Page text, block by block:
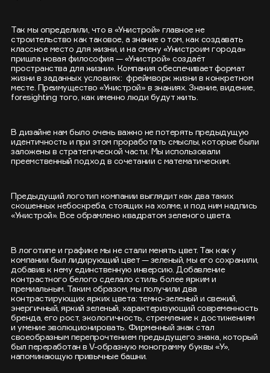
Так мы определили, что в «Унистрой» главное не
строительство как таковое, а знание о том, как создавать
классное место для жизни, и на смену «Унистроим города»
пришла новая философия — «Унистрой» создаёт
пространства для жизни». Компания обеспечивает формат
жизни в заданных условиях: фреймворк жизни в конкретном
месте. Преимущество «Унистрой» в знаниях. Знание, видение,
foresighting того, как именно люди будут жить.
В дизайне нам было очень важно не потерять предыдущую
идентичность и при этом проработать смыслы, которые были
заложены в стратегической части. Мы использовали
преемственный подход в сочетании с математическим.
Предыдущий логотип компании выглядит как два таких
скошенных небоскреба, стоящих на холме, и под ним надпись
«Унистрой». Все обрамлено квадратом зеленого цвета.
В логотипе и графике мы не стали менять цвет. Так как у
компании был лидирующий цвет — зеленый, мы его сохранили,
добавив к нему единственную инверсию. Добавление
контрастного белого сделало стиль более ярким и
премиальным. Таким образом, мы получили два
контрастирующих ярких цвета: темно-зеленый и свежий,
энергичный, яркий зеленый, характеризующий современность
бренда, его рост, экологичность, стремление к достижениям
и умение эволюционировать. Фирменный знак стал
своеобразным перепрочтением предыдущего знака, который
был переработан в V-образную монограмму буквы «У»,
напоминающую привычные башни.